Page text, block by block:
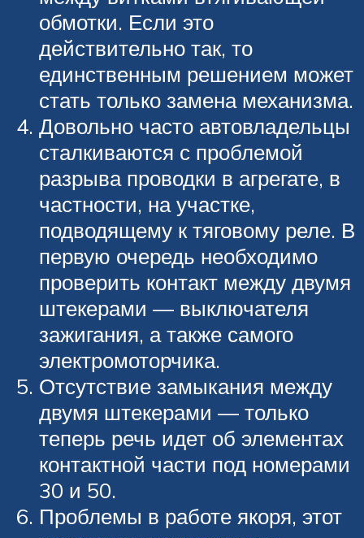
обмотки. Если это
действительно так, то
единственным решением может
стать только замена механизма.
Довольно часто автовладельцы
сталкиваются с проблемой
разрыва проводки в агрегате, в
частности, на участке,
подводящему к тяговому реле. В
первую очередь необходимо
проверить контакт между двумя
штекерами — выключателя
зажигания, а также самого
электромоторчика.
Отсутствие замыкания между
двумя штекерами — только
теперь речь идет об элементах
контактной части под номерами
30 и 50.
Проблемы в работе якоря, этот